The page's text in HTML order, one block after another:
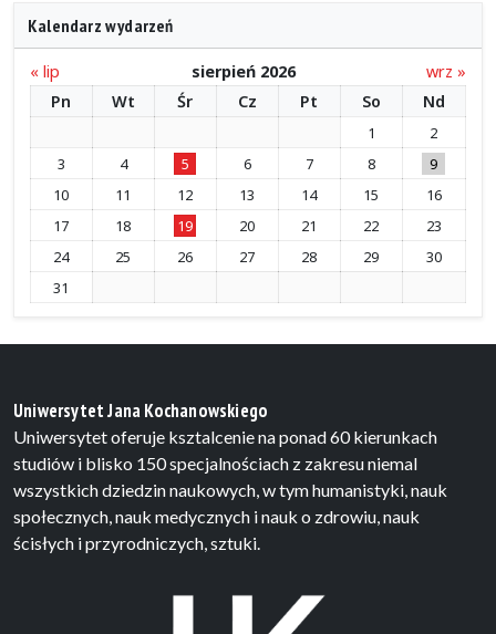
Kalendarz wydarzeń
« lip sierpień 2026
wrz »
Pn
Wt Śr Cz Pt So Nd
1
2
3
4 5 6 7 8
9
10
11 12 13 14 15
16
17
18 19 20 21 22
23
24
25 26 27 28 29
30
31
Uniwersytet Jana Kochanowskiego
Uniwersytet oferuje ksztalcenie na ponad 60 kierunkach
studiów i blisko 150 specjalnościach z zakresu niemal
wszystkich dziedzin naukowych, w tym humanistyki, nauk
społecznych, nauk medycznych i nauk o zdrowiu, nauk
ścisłych i przyrodniczych, sztuki.